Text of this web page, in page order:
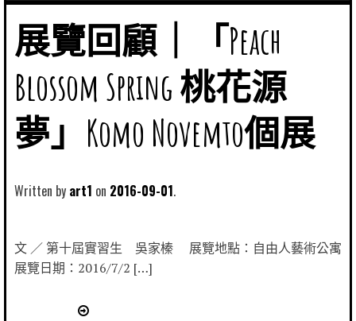
展覽回顧｜「Peach
Blossom Spring 桃花源
夢」Komo Novemto個展
Written by art1 2016-09-01
文 ／ 第十屆實習生 吳家榛 展覽地點：自由人藝術公寓
展覽日期：2016/7/2 […]